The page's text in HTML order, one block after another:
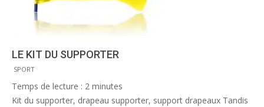
LE KIT DU SUPPORTER
2012-
11-
20
SPORT
Temps de lecture : 2 minutes
Kit du supporter, drapeau supporter, support drapeaux Tandis